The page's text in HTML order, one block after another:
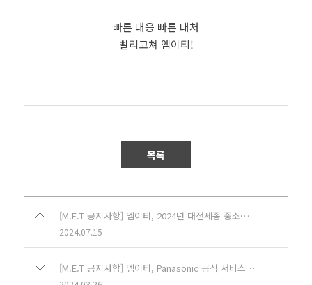
빠른 대응 빠른 대처
빨리고쳐 엠이티!
목록
[M.E.T 공지사항] 엠이티, 2024년 대전세종 중소기업인대회 중소벤처기업부장관 표창 수상
2024.07.15
[M.E.T 공지사항] 엠이티, Panasonic 공식 서비스센터 인증서 획득!